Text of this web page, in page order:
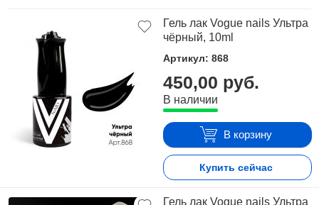
Гель лак Vogue nails Ультра
чёрный, 10ml
Артикул: 868
450,00 руб.
В наличии
В корзину
Купить сейчас
Гель лак Vogue nails Ультра